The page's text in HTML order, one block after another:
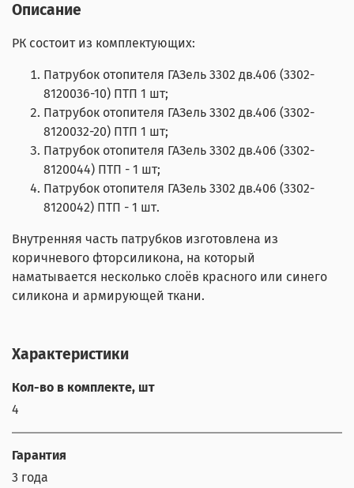
Описание
РК состоит из комплектующих:
Патрубок отопителя ГАЗель 3302 дв.406 (3302-
8120036-10) ПТП 1 шт;
Патрубок отопителя ГАЗель 3302 дв.406 (3302-
8120032-20) ПТП 1 шт;
Патрубок отопителя ГАЗель 3302 дв.406 (3302-
8120044) ПТП - 1 шт;
Патрубок отопителя ГАЗель 3302 дв.406 (3302-
8120042) ПТП - 1 шт.
Внутренняя часть патрубков изготовлена из
коричневого фторсиликона, на который
наматывается несколько слоёв красного или синего
силикона и армирующей ткани.
Характеристики
Кол-во в комплекте, шт
4
Гарантия
3 года